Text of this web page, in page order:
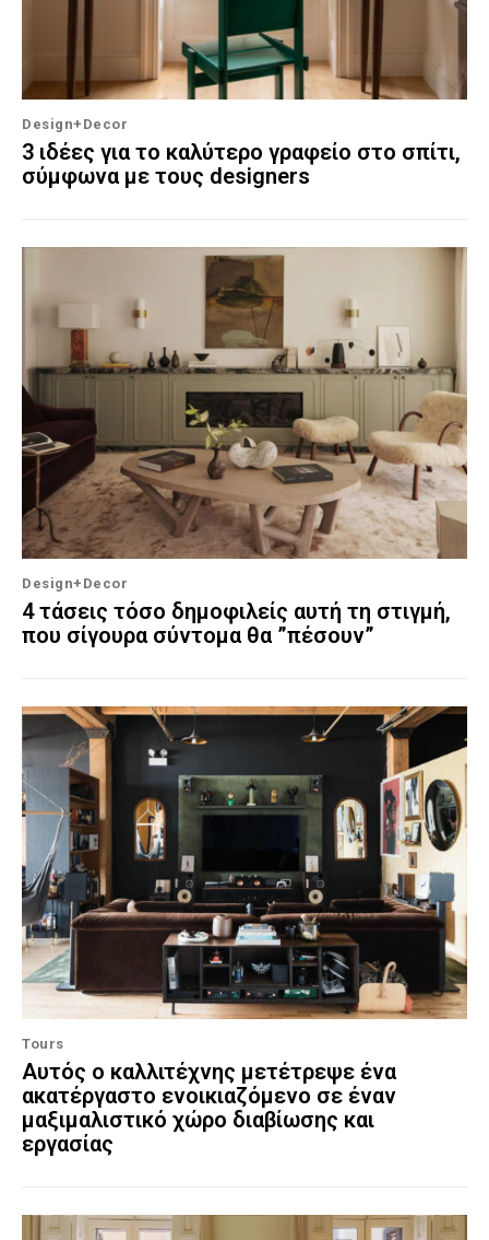
Design+Decor
3 ιδέες για το καλύτερο γραφείο στο σπίτι,
σύμφωνα με τους designers
Design+Decor
4 τάσεις τόσο δημοφιλείς αυτή τη στιγμή,
που σίγουρα σύντομα θα ”πέσουν”
Tours
Αυτός ο καλλιτέχνης μετέτρεψε ένα
ακατέργαστο ενοικιαζόμενο σε έναν
μαξιμαλιστικό χώρο διαβίωσης και
εργασίας